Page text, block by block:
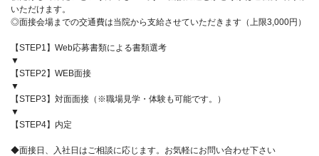
いただけます。
◎面接会場までの交通費は当院から支給させていただきます（上限3,000円）
【STEP1】Web応募書類による書類選考
▼
【STEP2】WEB面接
▼
【STEP3】対面面接（※職場見学・体験も可能です。）
▼
【STEP4】内定
◆面接日、入社日はご相談に応じます。お気軽にお問い合わせ下さい